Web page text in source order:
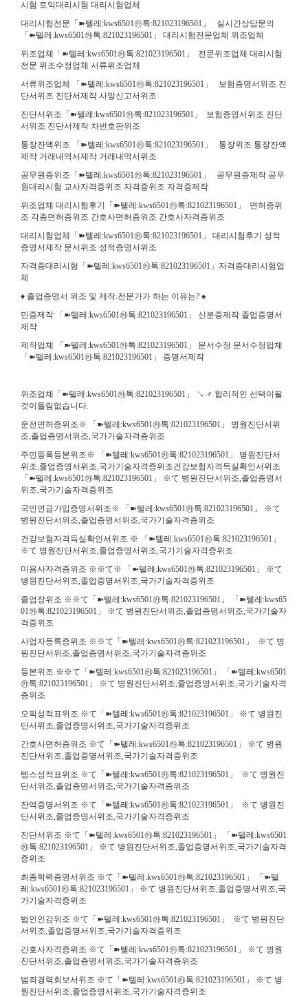
시험 토익대리시험 대리시험업체
대리시험전문「➽텔레:kws6501㉸톡:821023196501」 실시간상담문의
「➽텔레:kws6501㉸톡:821023196501」 대리시험전문업체 위조업체
위조업체「➽텔레:kws6501㉸톡:821023196501」 전문위조업체 대리시험
전문 위조수정업체 서류위조업체
서류위조업체 「➽텔레:kws6501㉸톡:821023196501」 보험증명서위조 진
단서위조 진단서제작 사망신고서위조
진단서위조「➽텔레:kws6501㉸톡:821023196501」 보험증명서위조 진단
서위조 진단서제작 차번호판위조
통장잔액위조 「➽텔레:kws6501㉸톡:821023196501」 통장위조 통장잔액
제작 거래내역서제작 거래내역서위조
공무원증위조「➽텔레:kws6501㉸톡:821023196501」 공무원증제작 공무
원대리시험 교사자격증위조 자격증위조 자격증제작
위조업체 대리시험후기「➽텔레:kws6501㉸톡:821023196501」 면허증위
조 각종면허증위조 간호사면허증위조 간호사자격증위조
대리시험업체「➽텔레:kws6501㉸톡:821023196501」 대리시험후기 성적
증명서제작 문서위조 성적증명서위조
자격증대리시험「➽텔레:kws6501㉸톡:821023196501」자격증대리시험업
체
♦ 졸업증명서 위조 및 제작.전문가가 하는 이유는? ♠
민증제작 「➽텔레:kws6501㉸톡:821023196501」 신분증제작 졸업증명서
제작
제작업체 「➽텔레:kws6501㉸톡:821023196501」 문서수정 문서수정업체
「➽텔레:kws6501㉸톡:821023196501」 증명서제작
위조업체「➽텔레:kws6501㉸톡:821023196501」 ↘ ♂ 합리적인 선택이될
것이틀림없습니다.
운전면허증위조※ 「➽텔레:kws6501㉸톡:821023196501」 병원진단서위
조,졸업증명서위조,국가기술자격증위조
주민등록등본위조※ 「➽텔레:kws6501㉸톡:821023196501」 병원진단서
위조,졸업증명서위조,국가기술자격증위조건강보험자격득실확인서위조
「➽텔레:kws6501㉸톡:821023196501」 ※て 병원진단서위조,졸업증명서
위조,국가기술자격증위조
국민연금가입증명서위조※ 「➽텔레:kws6501㉸톡:821023196501」 ※て
병원진단서위조,졸업증명서위조,국가기술자격증위조
건강보험자격득실확인서위조 ※ 「➽텔레:kws6501㉸톡:821023196501」
※て 병원진단서위조,졸업증명서위조,국가기술자격증위조
미용사자격증위조 ※※て※ 「➽텔레:kws6501㉸톡:821023196501」 ※て
병원진단서위조,졸업증명서위조,국가기술자격증위조
졸업장위조 ※※て「➽텔레:kws6501㉸톡:821023196501」 「➽텔레:kws65
01㉸톡:821023196501」 ※て 병원진단서위조,졸업증명서위조,국가기술자
격증위조
사업자등록증위조 ※※て「➽텔레:kws6501㉸톡:821023196501」 ※て 병
원진단서위조,졸업증명서위조,국가기술자격증위조
등본위조 ※※て「➽텔레:kws6501㉸톡:821023196501」 「➽텔레:kws6501
㉸톡:821023196501」 ※て 병원진단서위조,졸업증명서위조,국가기술자격
증위조
오픽성적표위조 ※て「➽텔레:kws6501㉸톡:821023196501」 ※て 병원진
단서위조,졸업증명서위조,국가기술자격증위조
간호사면허증위조 ※て「➽텔레:kws6501㉸톡:821023196501」 ※て 병원
진단서위조,졸업증명서위조,국가기술자격증위조
텝스성적표위조 ※て「➽텔레:kws6501㉸톡:821023196501」 ※て 병원진
단서위조,졸업증명서위조,국가기술자격증위조
잔액증명서위조 ※て「➽텔레:kws6501㉸톡:821023196501」 ※て 병원진
단서위조,졸업증명서위조,국가기술자격증위조
진단서위조 ※て「➽텔레:kws6501㉸톡:821023196501」 「➽텔레:kws6501
㉸톡:821023196501」 ※て 병원진단서위조,졸업증명서위조,국가기술자격
증위조
최종학력증명서위조 ※て「➽텔레:kws6501㉸톡:821023196501」 「➽텔
레:kws6501㉸톡:821023196501」 ※て 병원진단서위조,졸업증명서위조,국
가기술자격증위조
법인인감위조 ※て「➽텔레:kws6501㉸톡:821023196501」 ※て 병원진단
서위조,졸업증명서위조,국가기술자격증위조
간호사자격증위조 ※て「➽텔레:kws6501㉸톡:821023196501」 ※て 병원
진단서위조,졸업증명서위조,국가기술자격증위조
범죄경력회보서위조 ※て「➽텔레:kws6501㉸톡:821023196501」 ※て 병
원진단서위조,졸업증명서위조,국가기술자격증위조